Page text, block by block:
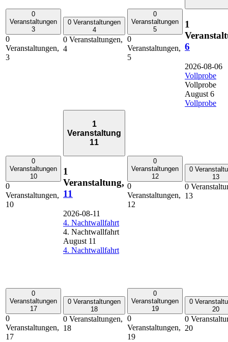
0
Veranstaltungen
3
0
Veranstaltungen,
3
0 Veranstaltungen
4
0 Veranstaltungen,
4
0
Veranstaltungen
5
0
Veranstaltungen,
5
1
6
2026-08-06
Vollprobe
Vollprobe
August 6
Vollprobe
0
Veranstaltungen
10
0
Veranstaltungen,
10
1
Veranstaltung
11
1
Veranstaltung,
11
2026-08-11
4. Nachtwallfahrt
4. Nachtwallfahrt
August 11
4. Nachtwallfahrt
0
Veranstaltungen
12
0
Veranstaltungen,
12
0
13
0
13
0
Veranstaltungen
17
0
Veranstaltungen,
17
0 Veranstaltungen
18
0 Veranstaltungen,
18
0
Veranstaltungen
19
0
Veranstaltungen,
19
0
20
0
20